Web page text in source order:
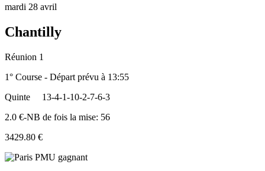
mardi 28 avril
Chantilly
Réunion 1
1° Course - Départ prévu à 13:55
Quinte
13-4-1-10-2-7-6-3
2.0 €-NB de fois la mise: 56
3429.80 €